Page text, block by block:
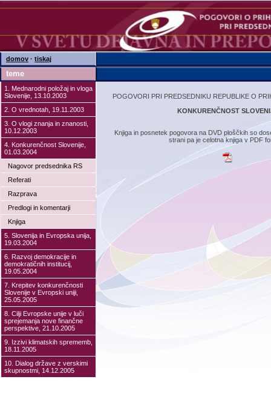
domov · tiskaj
teme
1. Mednarodni položaj in vloga
Slovenije, 13.10.2003
2. O vrednotah, 19.11.2003
3. O vlogi znanja in znanosti,
10.12.2003
4. Konkurenčnost Slovenije,
01.03.2004
Nagovor predsednika RS
Referati
Razprava
Predlogi in komentarji
Knjiga
5. Slovenija in Evropska unija,
19.03.2004
6. Razvoj demokracije in
demokratičnih institucij,
19.05.2004
7. Krepitev konkurenčnosti
Slovenije v Evropski uniji,
25.05.2005
8. Cilji Evropske unije v luči
sprejemanja nove finančne
perspektive, 21.10.2005
9. Izzivi klimatskih sprememb,
18.11.2005
10. Dialog države z verskimi
skupnostmi, 14.12.2005
POGOVORI PRI PREDSEDNIKU REPUBLIKE O
KONKURENČNOST
Knjiga in posnetek pogovora na DVD ploščkih so
strani pa je celotna knjiga v PDF